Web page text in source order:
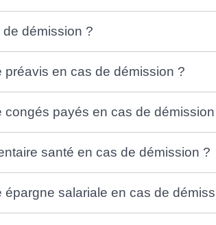
démission ?
en cas de démission ?
payés en cas de
santé en cas de démission ?
salariale en cas de